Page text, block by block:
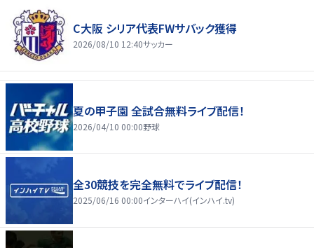
C大阪 シリア代表FWサバック獲得
2026/08/10 12:40サッカー
夏の甲子園 全試合無料ライブ配信！
2026/04/10 00:00野球
全30競技を完全無料でライブ配信！
2025/06/16 00:00インターハイ(インハイ.tv)